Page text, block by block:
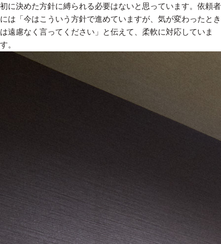
初に決めた方針に縛られる必要はないと思っています。依頼者
には「今はこういう方針で進めていますが、気が変わったとき
は遠慮なく言ってください」と伝えて、柔軟に対応していま
す。